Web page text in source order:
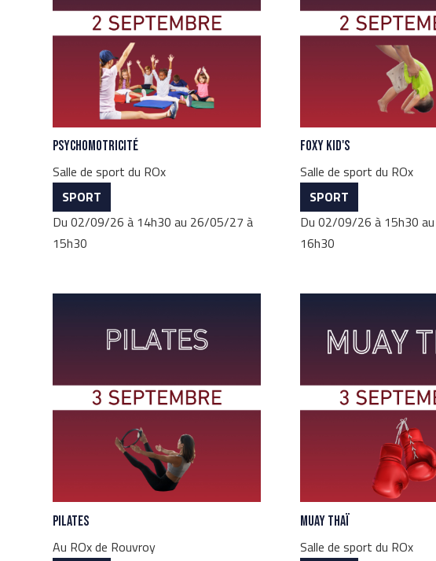
Psychomotricité
Salle de sport du ROx
SPORT
Du 02/09/26 à 14h30 au 26/05/27 à
15h30
Foxy Kid's
Salle de sport du ROx
SPORT
Du 02/09/26 à 15h30
16h30
Pilates
Au ROx de Rouvroy
Muay Thaï
Salle de sport du ROx